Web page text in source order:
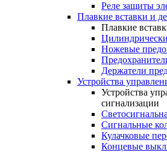
Реле защиты
Плавкие вставки и
Плавкие
Ножевые
Держатели
Устройства
Устройства
сигнализации
Сигнальные
Кулачковые
Концевые